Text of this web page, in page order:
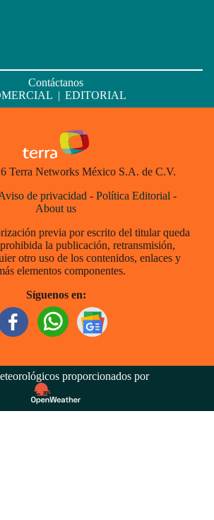
Contáctanos
| EDITORIAL
Terra Networks México S.A. de C.V.
de privacidad - Política Editorial -
About us
previa por escrito del titular queda
la publicación, retransmisión,
otro uso de los contenidos, enlaces y
elementos componentes.
Síguenos en:
proporcionados por